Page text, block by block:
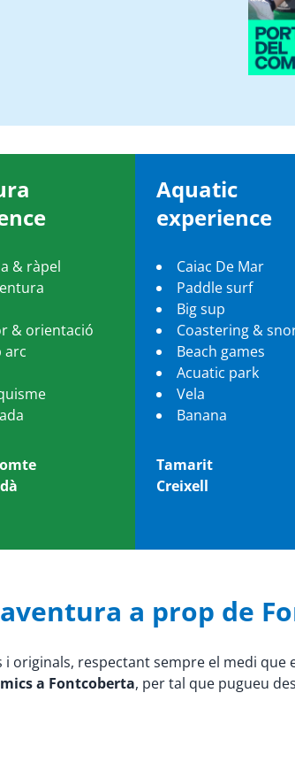
& ràpel
& orientació
arc
Aquatic
experience
Caiac De Mar
Paddle surf
Big sup
Coastering &
Beach games
Acuatic park
Vela
Banana
Tamarit
Creixell
a prop de
originals, respectant sempre el medi
a Fontcoberta, per tal que pugueu